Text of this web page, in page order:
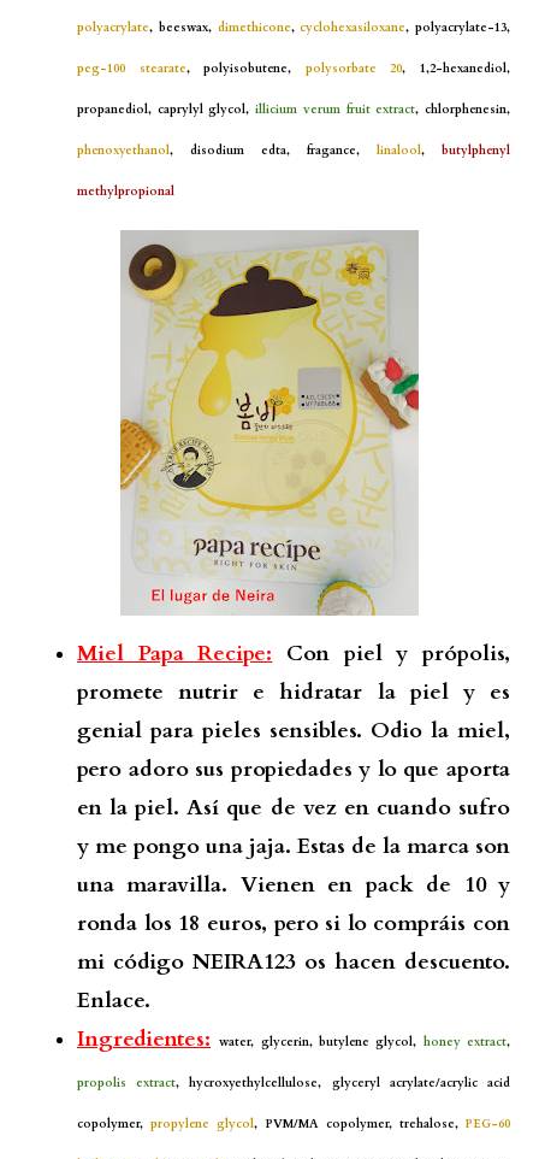
polyacrylate, beeswax, dimethicone,cyclohexasiloxane, polyacrylate-13,
peg-100 stearate, polyisobutene, polysorbate 20, 1,2-hexanediol,
propanediol, caprylyl glycol,illicium verum fruit extract, chlorphenesin,
phenoxyethanol, disodium edta, fragance, linalool, butylphenyl
methylpropional
Miel Papa Recipe: Con piel y própolis,
promete nutrir e hidratar la piel y es
genial para pieles sensibles. Odio la miel,
pero adoro sus propiedades y lo que aporta
en la piel. Así que de vez en cuando sufro
y me pongo una jaja. Estas de la marca son
una maravilla. Vienen en pack de 10 y
ronda los 18 euros, pero si lo compráis con
mi código NEIRA123 os hacen descuento.
Enlace.
Ingredientes: water, glycerin, butylene glycol, honey extract,
propolis extract, hycroxyethylcellulose, glyceryl acrylate/acrylic acid
copolymer,propylene glycol, PVM/MA copolymer, trehalose,PEG-60